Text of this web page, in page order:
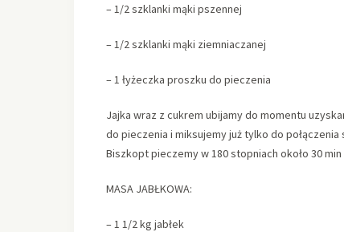
– 1/2 szklanki mąki pszennej
– 1/2 szklanki mąki ziemniaczanej
– 1 łyżeczka proszku do pieczenia
Jajka wraz z cukrem ubijamy do momentu
do pieczenia i miksujemy już tylko do połączenia
Biszkopt pieczemy w 180 stopniach około 30
MASA JABŁKOWA:
– 1 1/2 kg jabłek